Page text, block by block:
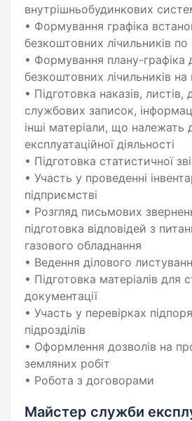
внутрішньобудинкових
• Формування графіка
безкоштовних лічильників
• Формування плану-графіка
безкоштовних лічильників на
• Підготовка наказів, листів,
службових записок,
інші матеріали, що належать
експлуатаційної діяльності
• Підготовка статистичної
• Участь у проведенні
підприємстві
• Розгляд письмових
підготовка відповідей з
газового обладнання
• Ведення ділового
• Підготовка матеріалів для
документації
• Участь у перевірках
підрозділів
• Оформлення дозволів на
земляних робіт
• Робота з договорами
Майстер служби